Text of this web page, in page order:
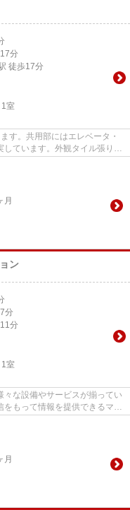
分
徒歩17分
1室
す。共用部にはエレベータ・
ています。外観タイル張りを
月
ン
分
分
1室
な設備やサービスが揃ってい
もって情報を提供できるマン
月